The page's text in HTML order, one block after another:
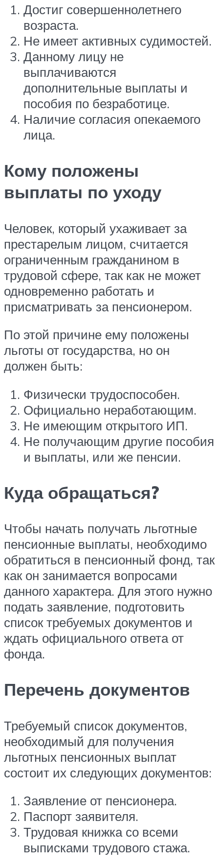
Достиг совершеннолетнего
возраста.
Не имеет активных судимостей.
Данному лицу не
выплачиваются
дополнительные выплаты и
пособия по безработице.
Наличие согласия опекаемого
лица.
Кому положены
выплаты по уходу
Человек, который ухаживает за
престарелым лицом, считается
ограниченным гражданином в
трудовой сфере, так как не может
одновременно работать и
присматривать за пенсионером.
По этой причине ему положены
льготы от государства, но он
должен быть:
Физически трудоспособен.
Официально неработающим.
Не имеющим открытого ИП.
Не получающим другие пособия
и выплаты, или же пенсии.
Куда обращаться?
Чтобы начать получать льготные
пенсионные выплаты, необходимо
обратиться в пенсионный фонд, так
как он занимается вопросами
данного характера. Для этого нужно
подать заявление, подготовить
список требуемых документов и
ждать официального ответа от
фонда.
Перечень документов
Требуемый список документов,
необходимый для получения
льготных пенсионных выплат
состоит их следующих документов:
Заявление от пенсионера.
Паспорт заявителя.
Трудовая книжка со всеми
выписками трудового стажа.